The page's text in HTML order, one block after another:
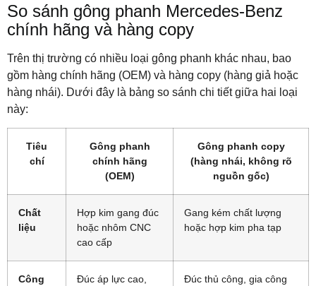
So sánh gông phanh Mercedes-Benz
chính hãng và hàng copy
Trên thị trường có nhiều loại gông phanh khác nhau, bao
gồm hàng chính hãng (OEM) và hàng copy (hàng giả hoặc
hàng nhái). Dưới đây là bảng so sánh chi tiết giữa hai loại
này:
Tiêu
chí
Gông phanh
chính hãng
(OEM)
Gông phanh copy
(hàng nhái, không rõ
nguồn gốc)
Chất
liệu
Hợp kim gang đúc
hoặc nhôm CNC
cao cấp
Gang kém chất lượng
hoặc hợp kim pha tạp
Công
Đúc áp lực cao,
Đúc thủ công, gia công